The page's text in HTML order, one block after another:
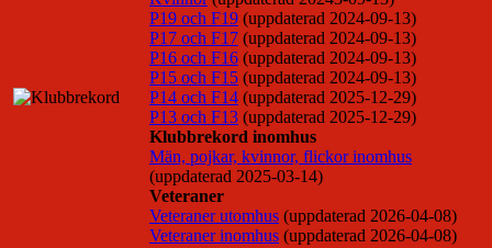
P19 och F19 (uppdaterad 2024-09-13)
P17 och F17 (uppdaterad 2024-09-13)
P16 och F16 (uppdaterad 2024-09-13)
P15 och F15 (uppdaterad 2024-09-13)
P14 och F14 (uppdaterad 2025-12-29)
P13 och F13 (uppdaterad 2025-12-29)
Klubbrekord inomhus
Män, pojkar, kvinnor, flickor inomhus
(uppdaterad 2025-03-14)
Veteraner
Veteraner utomhus (uppdaterad 2026-04-08)
Veteraner inomhus (uppdaterad 2026-04-08)